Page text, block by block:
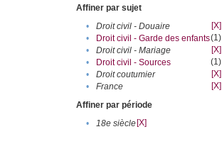
Affiner par sujet
•
Droit civil - Douaire
[X]
•
Droit civil - Garde des enfants(1)
•
Droit civil - Mariage
[X]
•
Droit civil - Sources
(1)
•
Droit coutumier
[X]
•
France
[X]
Affiner par période
•
18e siècle[X]